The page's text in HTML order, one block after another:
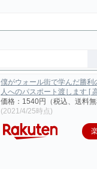
僕がウォール街で学んだ勝利
人へのパスポート渡します [
価格：1540円（税込、送料
(2021/4/25時点)